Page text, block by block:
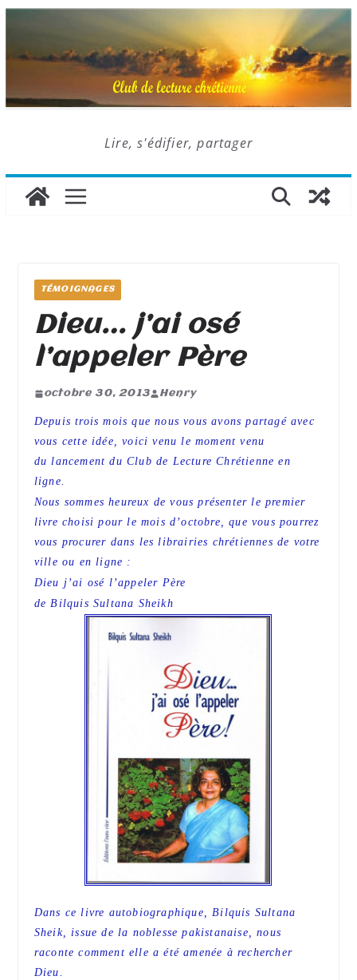
Lire, s'édifier, partager
TÉMOIGNAGES
Dieu… j’ai osé
l’appeler Père
octobre 30, 2013 Henry
Depuis trois mois que nous vous avons partagé avec
vous cette idée, voici venu le moment venu
du lancement du Club de Lecture Chrétienne en
ligne.
Nous sommes heureux de vous présenter le premier
livre choisi pour le mois d’octobre, que vous pourrez
vous procurer dans les librairies chrétiennes de votre
ville ou en ligne :
Dieu j’ai osé l’appeler Père
de Bilquis Sultana Sheikh
Dans ce livre autobiographique, Bilquis Sultana
Sheik, issue de la noblesse pakistanaise, nous
raconte comment elle a été amenée à rechercher
Dieu.